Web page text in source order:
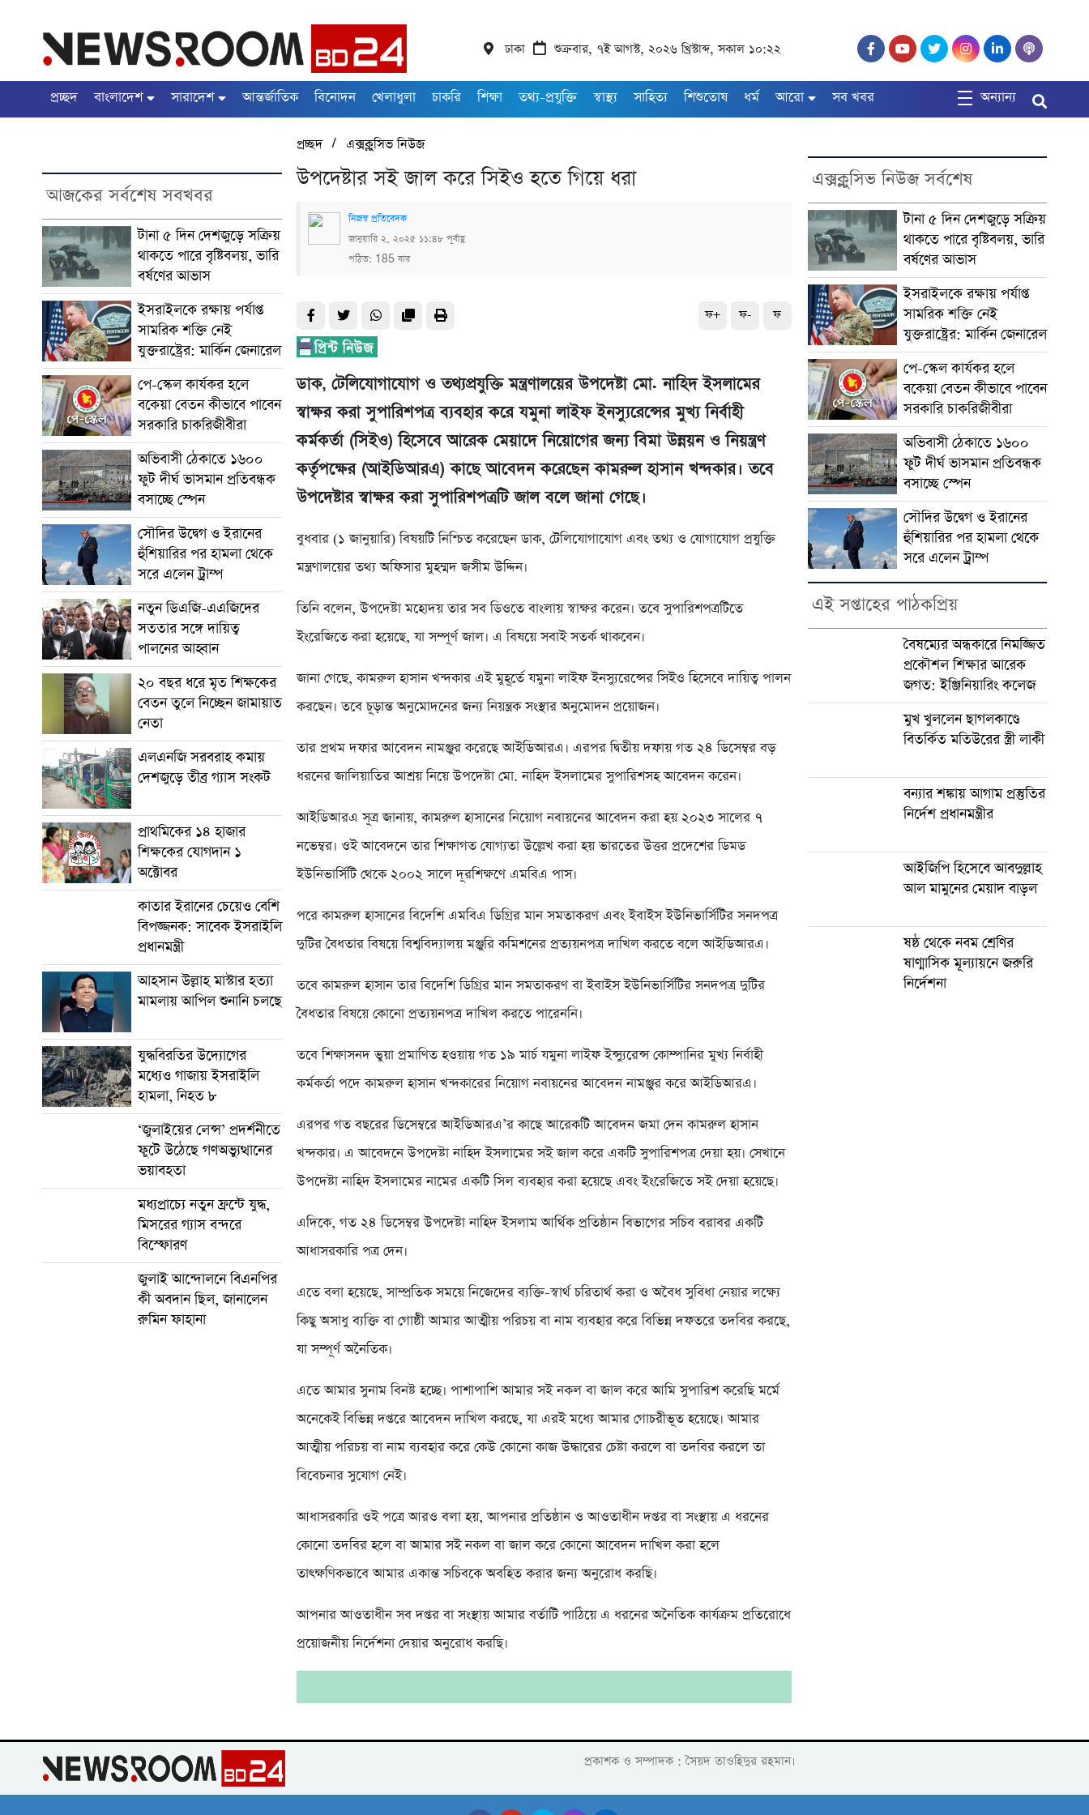
ঢাকা শুক্রবার, ৭ই আগস্ট, ২০২৬ খ্রিস্টাব্দ, সকাল ১০:২২
প্রচ্ছদ বাংলাদেশ সারাদেশ আন্তর্জাতিক বিনোদন খেলাধুলা চাকরি শিক্ষা তথ্য-প্রযুক্তি স্বাস্থ্য সাহিত্য শিশুতোষ ধর্ম আরো সব খবর অন্যান্য
আজকের সর্বশেষ সবখবর
টানা ৫ দিন দেশজুড়ে সক্রিয়
থাকতে পারে বৃষ্টিবলয়, ভারি
বর্ষণের আভাস
ইসরাইলকে রক্ষায় পর্যাপ্ত
সামরিক শক্তি নেই
যুক্তরাষ্ট্রের: মার্কিন জেনারেল
পে-স্কেল কার্যকর হলে
বকেয়া বেতন কীভাবে পাবেন
সরকারি চাকরিজীবীরা
অভিবাসী ঠেকাতে ১৬০০
ফুট দীর্ঘ ভাসমান প্রতিবন্ধক
বসাচ্ছে স্পেন
সৌদির উদ্বেগ ও ইরানের
হুঁশিয়ারির পর হামলা থেকে
সরে এলেন ট্রাম্প
নতুন ডিএজি-এএজিদের
সততার সঙ্গে দায়িত্ব
পালনের আহ্বান
২০ বছর ধরে মৃত শিক্ষকের
বেতন তুলে নিচ্ছেন জামায়াত
নেতা
এলএনজি সরবরাহ কমায়
দেশজুড়ে তীব্র গ্যাস সংকট
প্রাথমিকের ১৪ হাজার
শিক্ষকের যোগদান ১
অক্টোবর
কাতার ইরানের চেয়েও বেশি
বিপজ্জনক: সাবেক ইসরাইলি
প্রধানমন্ত্রী
আহসান উল্লাহ মাস্টার হত্যা
মামলায় আপিল শুনানি চলছে
যুদ্ধবিরতির উদ্যোগের
মধ্যেও গাজায় ইসরাইলি
হামলা, নিহত ৮
‘জুলাইয়ের লেন্স’ প্রদর্শনীতে
ফুটে উঠেছে গণঅভ্যুত্থানের
ভয়াবহতা
মধ্যপ্রাচ্যে নতুন ফ্রন্টে যুদ্ধ,
মিসরের গ্যাস বন্দরে
বিস্ফোরণ
জুলাই আন্দোলনে বিএনপির
কী অবদান ছিল, জানালেন
রুমিন ফাহানা
প্রচ্ছদ/এক্সক্লুসিভ নিউজ
উপদেষ্টার সই জাল করে সিইও হতে গিয়ে ধরা
নিজস্ব প্রতিবেদক
জানুয়ারি ২, ২০২৫ ১১:৪৮ পূর্বাহ্ণ
পঠিত: 185 বার
ফ+ ফ- ফ
ডাক, টেলিযোগাযোগ ও তথ্যপ্রযুক্তি মন্ত্রণালয়ের উপদেষ্টা মো. নাহিদ ইসলামের
স্বাক্ষর করা সুপারিশপত্র ব্যবহার করে যমুনা লাইফ ইনস্যুরেন্সের মুখ্য নির্বাহী
কর্মকর্তা (সিইও) হিসেবে আরেক মেয়াদে নিয়োগের জন্য বিমা উন্নয়ন ও নিয়ন্ত্রণ
কর্তৃপক্ষের (আইডিআরএ) কাছে আবেদন করেছেন কামরুল হাসান খন্দকার। তবে
উপদেষ্টার স্বাক্ষর করা সুপারিশপত্রটি জাল বলে জানা গেছে।
বুধবার (১ জানুয়ারি) বিষয়টি নিশ্চিত করেছেন ডাক, টেলিযোগাযোগ এবং তথ্য ও যোগাযোগ প্রযুক্তি
মন্ত্রণালয়ের তথ্য অফিসার মুহম্মদ জসীম উদ্দিন।
তিনি বলেন, উপদেষ্টা মহোদয় তার সব ডিওতে বাংলায় স্বাক্ষর করেন। তবে সুপারিশপত্রটিতে
ইংরেজিতে করা হয়েছে, যা সম্পূর্ণ জাল। এ বিষয়ে সবাই সতর্ক থাকবেন।
জানা গেছে, কামরুল হাসান খন্দকার এই মুহূর্তে যমুনা লাইফ ইনস্যুরেন্সের সিইও হিসেবে দায়িত্ব পালন
করছেন। তবে চূড়ান্ত অনুমোদনের জন্য নিয়ন্ত্রক সংস্থার অনুমোদন প্রয়োজন।
তার প্রথম দফার আবেদন নামঞ্জুর করেছে আইডিআরএ। এরপর দ্বিতীয় দফায় গত ২৪ ডিসেম্বর বড়
ধরনের জালিয়াতির আশ্রয় নিয়ে উপদেষ্টা মো. নাহিদ ইসলামের সুপারিশসহ আবেদন করেন।
আইডিআরএ সূত্র জানায়, কামরুল হাসানের নিয়োগ নবায়নের আবেদন করা হয় ২০২৩ সালের ৭
নভেম্বর। ওই আবেদনে তার শিক্ষাগত যোগ্যতা উল্লেখ করা হয় ভারতের উত্তর প্রদেশের ডিমড
ইউনিভার্সিটি থেকে ২০০২ সালে দূরশিক্ষণে এমবিএ পাস।
পরে কামরুল হাসানের বিদেশি এমবিএ ডিগ্রির মান সমতাকরণ এবং ইবাইস ইউনিভার্সিটির সনদপত্র
দুটির বৈধতার বিষয়ে বিশ্ববিদ্যালয় মঞ্জুরি কমিশনের প্রত্যয়নপত্র দাখিল করতে বলে আইডিআরএ।
তবে কামরুল হাসান তার বিদেশি ডিগ্রির মান সমতাকরণ বা ইবাইস ইউনিভার্সিটির সনদপত্র দুটির
বৈধতার বিষয়ে কোনো প্রত্যয়নপত্র দাখিল করতে পারেননি।
তবে শিক্ষাসনদ ভুয়া প্রমাণিত হওয়ায় গত ১৯ মার্চ যমুনা লাইফ ইন্স্যুরেন্স কোম্পানির মুখ্য নির্বাহী
কর্মকর্তা পদে কামরুল হাসান খন্দকারের নিয়োগ নবায়নের আবেদন নামঞ্জুর করে আইডিআরএ।
এরপর গত বছরের ডিসেম্বরে আইডিআরএ’র কাছে আরেকটি আবেদন জমা দেন কামরুল হাসান
খন্দকার। এ আবেদনে উপদেষ্টা নাহিদ ইসলামের সই জাল করে একটি সুপারিশপত্র দেয়া হয়। সেখানে
উপদেষ্টা নাহিদ ইসলামের নামের একটি সিল ব্যবহার করা হয়েছে এবং ইংরেজিতে সই দেয়া হয়েছে।
এদিকে, গত ২৪ ডিসেম্বর উপদেষ্টা নাহিদ ইসলাম আর্থিক প্রতিষ্ঠান বিভাগের সচিব বরাবর একটি
আধাসরকারি পত্র দেন।
এতে বলা হয়েছে, সাম্প্রতিক সময়ে নিজেদের ব্যক্তি-স্বার্থ চরিতার্থ করা ও অবৈধ সুবিধা নেয়ার লক্ষ্যে
কিছু অসাধু ব্যক্তি বা গোষ্ঠী আমার আত্মীয় পরিচয় বা নাম ব্যবহার করে বিভিন্ন দফতরে তদবির করছে,
যা সম্পূর্ণ অনৈতিক।
এতে আমার সুনাম বিনষ্ট হচ্ছে। পাশাপাশি আমার সই নকল বা জাল করে আমি সুপারিশ করেছি মর্মে
অনেকেই বিভিন্ন দপ্তরে আবেদন দাখিল করছে, যা এরই মধ্যে আমার গোচরীভূত হয়েছে। আমার
আত্মীয় পরিচয় বা নাম ব্যবহার করে কেউ কোনো কাজ উদ্ধারের চেষ্টা করলে বা তদবির করলে তা
বিবেচনার সুযোগ নেই।
আধাসরকারি ওই পত্রে আরও বলা হয়, আপনার প্রতিষ্ঠান ও আওতাধীন দপ্তর বা সংস্থায় এ ধরনের
কোনো তদবির হলে বা আমার সই নকল বা জাল করে কোনো আবেদন দাখিল করা হলে
তাৎক্ষণিকভাবে আমার একান্ত সচিবকে অবহিত করার জন্য অনুরোধ করছি।
আপনার আওতাধীন সব দপ্তর বা সংস্থায় আমার বর্তাটি পাঠিয়ে এ ধরনের অনৈতিক কার্যক্রম প্রতিরোধে
প্রয়োজনীয় নির্দেশনা দেয়ার অনুরোধ করছি।
এক্সক্লুসিভ নিউজ সর্বশেষ
টানা ৫ দিন দেশজুড়ে সক্রিয়
থাকতে পারে বৃষ্টিবলয়, ভারি
বর্ষণের আভাস
ইসরাইলকে রক্ষায় পর্যাপ্ত
সামরিক শক্তি নেই
যুক্তরাষ্ট্রের: মার্কিন জেনারেল
পে-স্কেল কার্যকর হলে
বকেয়া বেতন কীভাবে পাবেন
সরকারি চাকরিজীবীরা
অভিবাসী ঠেকাতে ১৬০০
ফুট দীর্ঘ ভাসমান প্রতিবন্ধক
বসাচ্ছে স্পেন
সৌদির উদ্বেগ ও ইরানের
হুঁশিয়ারির পর হামলা থেকে
সরে এলেন ট্রাম্প
এই সপ্তাহের পাঠকপ্রিয়
বৈষম্যের অন্ধকারে নিমজ্জিত
প্রকৌশল শিক্ষার আরেক
জগত: ইঞ্জিনিয়ারিং কলেজ
মুখ খুললেন ছাগলকাণ্ডে
বিতর্কিত মতিউরের স্ত্রী লাকী
বন্যার শঙ্কায় আগাম প্রস্তুতির
নির্দেশ প্রধানমন্ত্রীর
আইজিপি হিসেবে আবদুল্লাহ
আল মামুনের মেয়াদ বাড়ল
ষষ্ঠ থেকে নবম শ্রেণির
ষাণ্মাসিক মূল্যায়নে জরুরি
নির্দেশনা
প্রকাশক ও সম্পাদক : সৈয়দ তাওহিদুর রহমান।